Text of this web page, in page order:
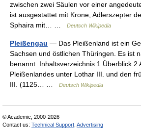
zwischen zwei Säulen vor einer
ist ausgestattet mit Krone, Adlerszepter
Sphaira mit… …
Deutsch Wikipedia
Pleißengau — Das Pleißenland ist ein
Sachsen und östlichen Thüringen. Es ist
benannt. Inhaltsverzeichnis 1 Überblick 2
Pleißenlandes unter Lothar III. und den
III. (1125… …
Deutsch Wikipedia
© Academic, 2000-2026
Contact us: Technical Support Advertising